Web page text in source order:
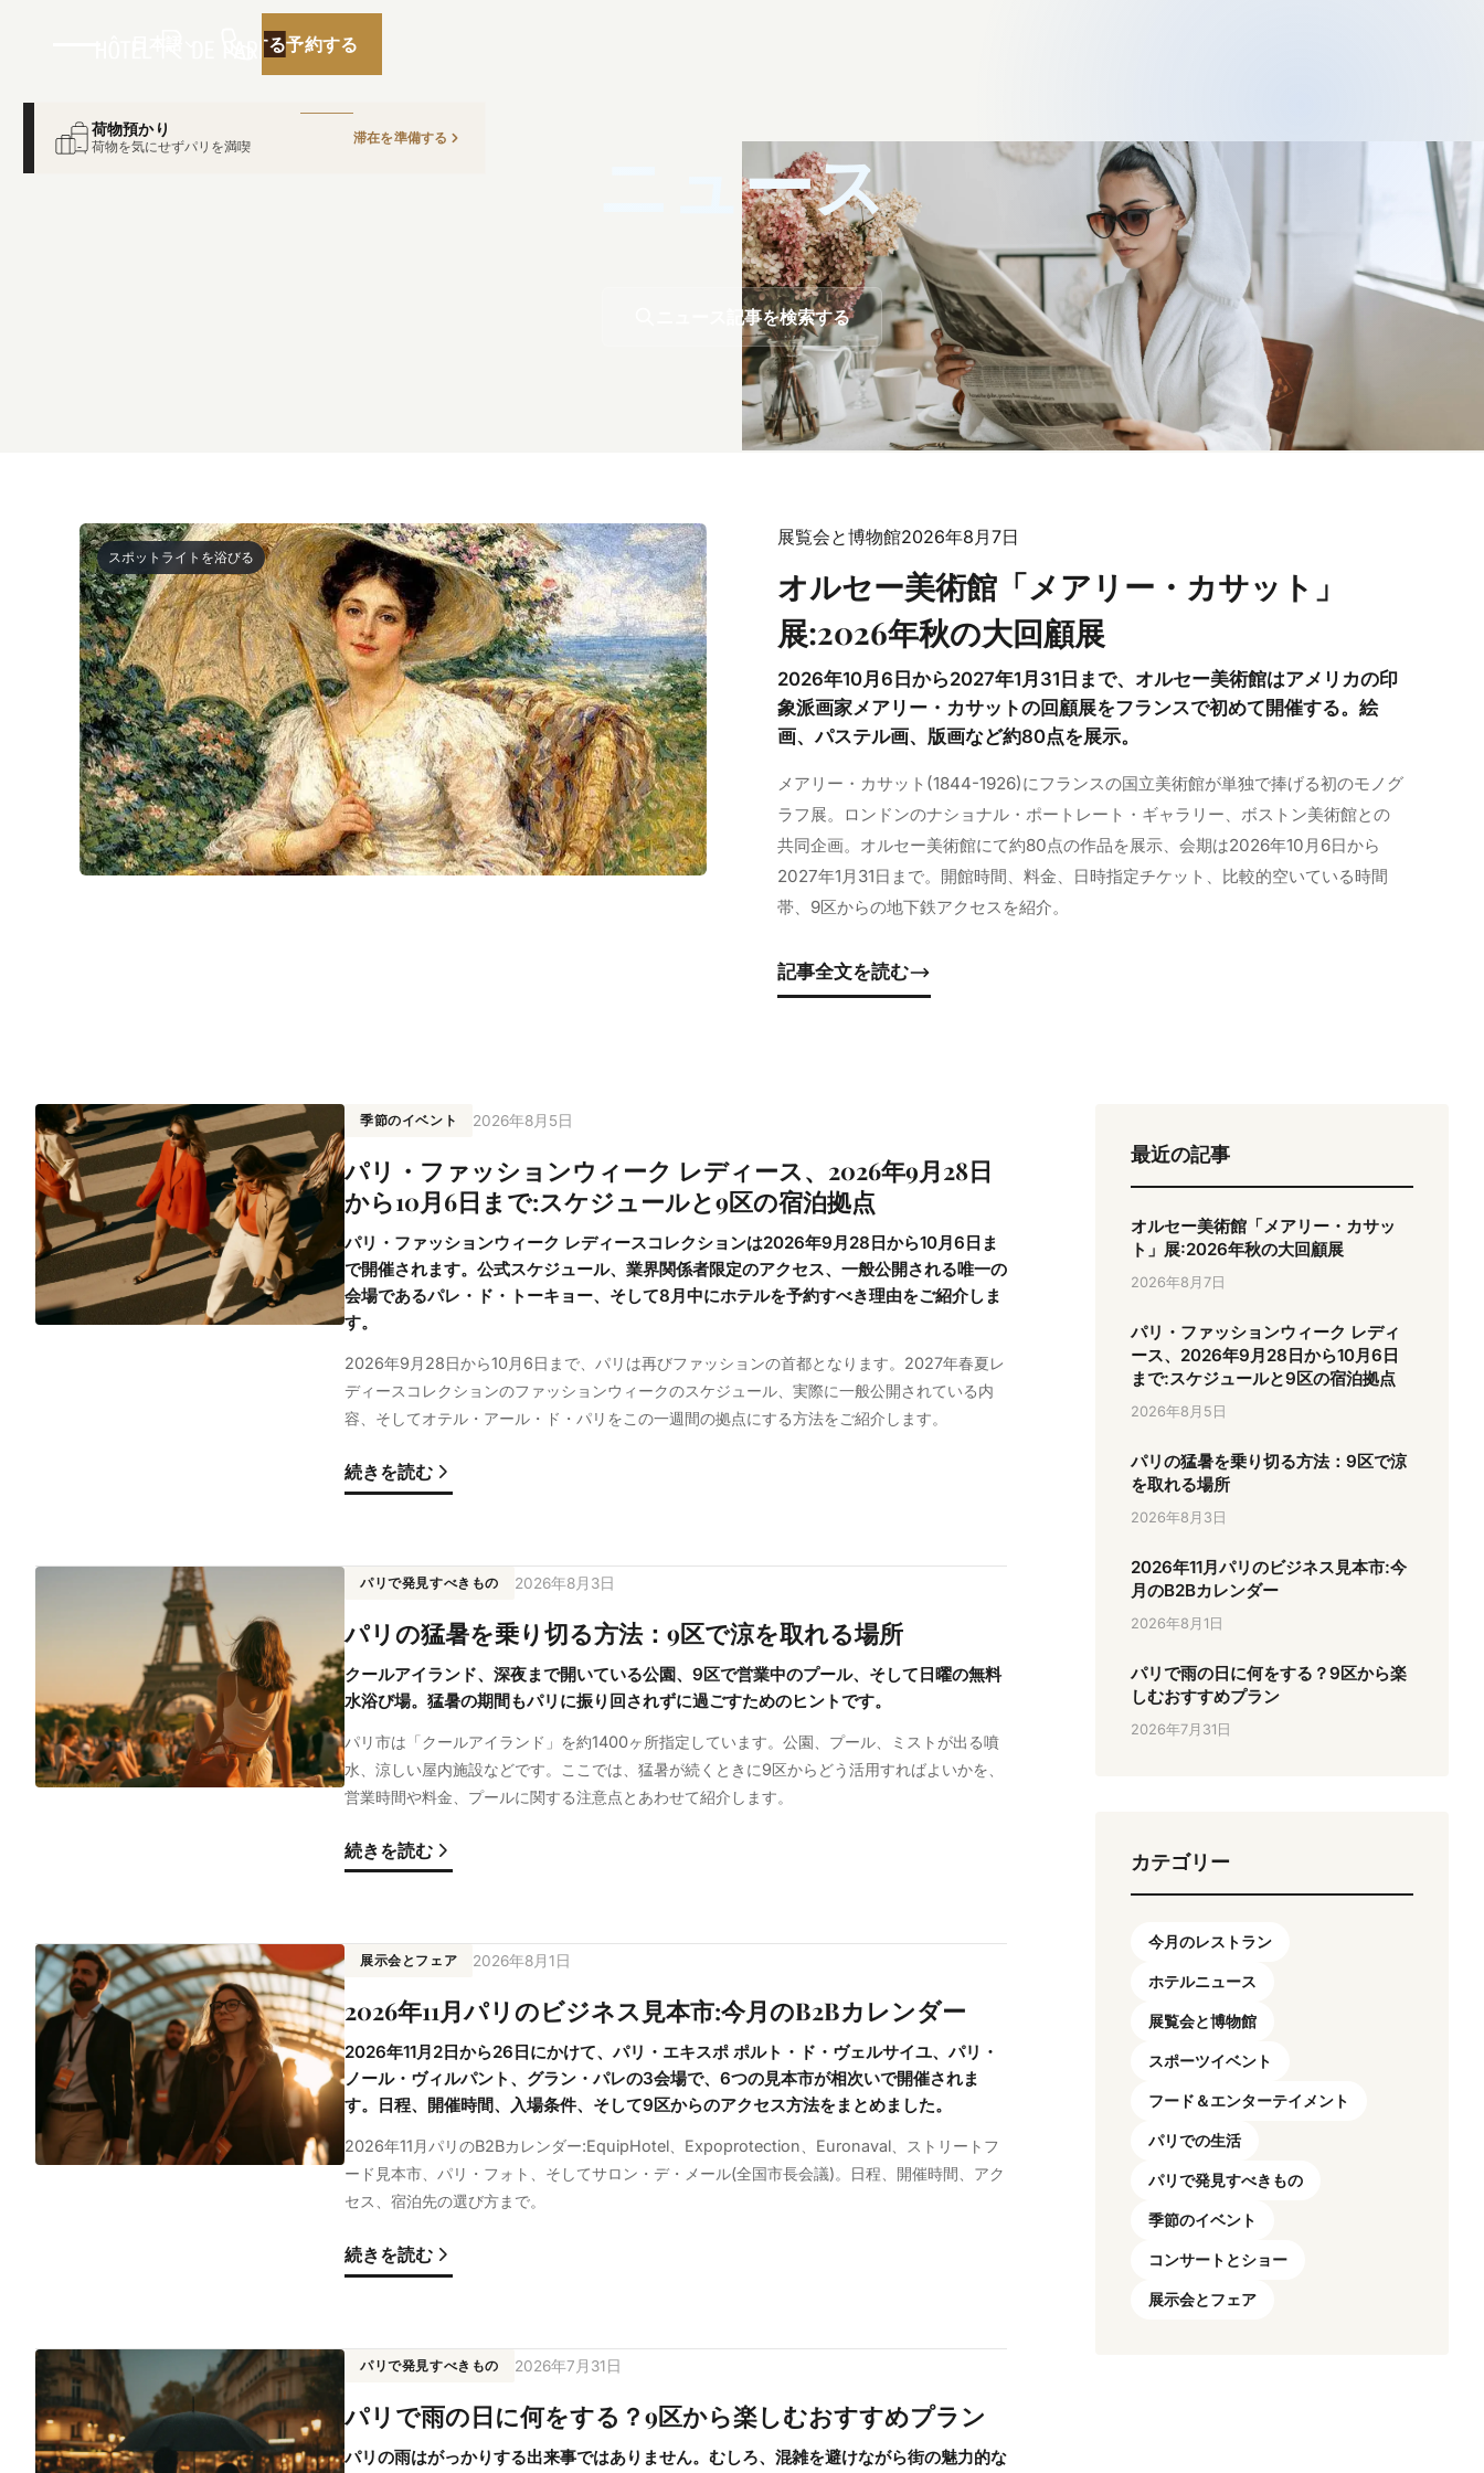
予約する
予約する
ニュース
ニュース記事を検索する
スポットライトを浴びる
展覧会と博物館2026年8月7日
オルセー美術館「メアリー・カサット」
展:2026年秋の大回顧展
2026年10月6日から2027年1月31日まで、オルセー美術館はアメリカの印
象派画家メアリー・カサットの回顧展をフランスで初めて開催する。絵
画、パステル画、版画など約80点を展示。
メアリー・カサット(1844-1926)にフランスの国立美術館が単独で捧げる初のモノグ
ラフ展。ロンドンのナショナル・ポートレート・ギャラリー、ボストン美術館との
共同企画。オルセー美術館にて約80点の作品を展示、会期は2026年10月6日から
2027年1月31日まで。開館時間、料金、日時指定チケット、比較的空いている時間
帯、9区からの地下鉄アクセスを紹介。
記事全文を読む
季節のイベント 2026年8月5日
パリ・ファッションウィーク レディース、2026年9月28日
から10月6日まで:スケジュールと9区の宿泊拠点
パリ・ファッションウィーク レディースコレクションは2026年9月28日から10月6日ま
で開催されます。公式スケジュール、業界関係者限定のアクセス、一般公開される唯一の
会場であるパレ・ド・トーキョー、そして8月中にホテルを予約すべき理由をご紹介しま
す。
2026年9月28日から10月6日まで、パリは再びファッションの首都となります。2027年春夏レ
ディースコレクションのファッションウィークのスケジュール、実際に一般公開されている内
容、そしてオテル・アール・ド・パリをこの一週間の拠点にする方法をご紹介します。
続きを読む
パリで発見すべきもの 2026年8月3日
パリの猛暑を乗り切る方法：9区で涼を取れる場所
クールアイランド、深夜まで開いている公園、9区で営業中のプール、そして日曜の無料
水浴び場。猛暑の期間もパリに振り回されずに過ごすためのヒントです。
パリ市は「クールアイランド」を約1400ヶ所指定しています。公園、プール、ミストが出る噴
水、涼しい屋内施設などです。ここでは、猛暑が続くときに9区からどう活用すればよいかを、
営業時間や料金、プールに関する注意点とあわせて紹介します。
続きを読む
展示会とフェア 2026年8月1日
2026年11月パリのビジネス見本市:今月のB2Bカレンダー
2026年11月2日から26日にかけて、パリ・エキスポ ポルト・ド・ヴェルサイユ、パリ・
ノール・ヴィルパント、グラン・パレの3会場で、6つの見本市が相次いで開催されま
す。日程、開催時間、入場条件、そして9区からのアクセス方法をまとめました。
2026年11月パリのB2Bカレンダー:EquipHotel、Expoprotection、Euronaval、ストリートフ
ード見本市、パリ・フォト、そしてサロン・デ・メール(全国市長会議)。日程、開催時間、アク
セス、宿泊先の選び方まで。
続きを読む
パリで発見すべきもの 2026年7月31日
パリで雨の日に何をする？9区から楽しむおすすめプラン
パリの雨はがっかりする出来事ではありません。むしろ、混雑を避けながら街の魅力的な
最近の記事
オルセー美術館「メアリー・カサッ
ト」展:2026年秋の大回顧展
2026年8月7日
パリ・ファッションウィーク レディ
ース、2026年9月28日から10月6日
まで:スケジュールと9区の宿泊拠点
2026年8月5日
パリの猛暑を乗り切る方法：9区で涼
を取れる場所
2026年8月3日
2026年11月パリのビジネス見本市:今
月のB2Bカレンダー
2026年8月1日
パリで雨の日に何をする？9区から楽
しむおすすめプラン
2026年7月31日
カテゴリー
今月のレストラン
ホテルニュース
展覧会と博物館
スポーツイベント
フード＆エンターテイメント
パリでの生活
パリで発見すべきもの
季節のイベント
コンサートとショー
展示会とフェア
荷物預かり
荷物を気にせずパリを満喫
滞在を準備する